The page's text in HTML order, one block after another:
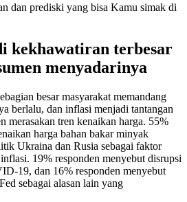
dan prediski yang bisa Kamu simak di
kekhawatiran terbesar
menyadarinya
besar masyarakat memandang
berlalu, dan inflasi menjadi tantangan
merasakan tren kenaikan harga. 55%
harga bahan bakar minyak
Ukraina dan Rusia sebagai faktor
19% responden menyebut disrupsi
19, dan 16% responden menyebut
sebagai alasan lain yang